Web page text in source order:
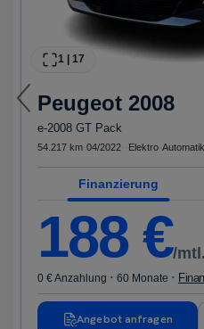
1 17
Peugeot 2008
e-2008 GT Pack
54.217 km 04/2022 Elektro Automatik
Finanzierung
188 €/mtl.
0 € Anzahlung · 60 Monate ·
Angebot anfragen